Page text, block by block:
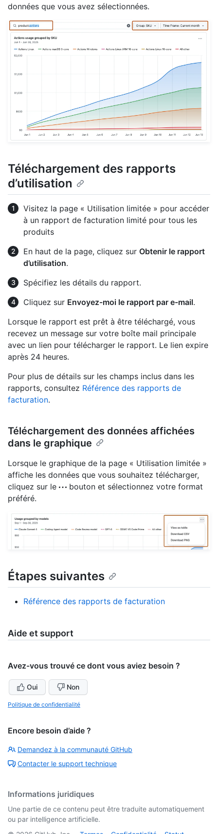
données que vous avez sélectionnées.
Téléchargement des rapports
d’utilisation
Visitez la page « Utilisation limitée » pour accéder
à un rapport de facturation limité pour tous les
produits
En haut de la page, cliquez sur Obtenir le rapport
d’utilisation.
Spécifiez les détails du rapport.
Cliquez sur Envoyez-moi le rapport par e-mail.
Lorsque le rapport est prêt à être téléchargé, vous
recevez un message sur votre boîte mail principale
avec un lien pour télécharger le rapport. Le lien expire
après 24 heures.
Pour plus de détails sur les champs inclus dans les
rapports, consultez Référence des rapports de
facturation.
Téléchargement des données affichées
dans le graphique
Lorsque le graphique de la page « Utilisation limitée »
affiche les données que vous souhaitez télécharger,
cliquez sur le
bouton et sélectionnez votre format
préféré.
Étapes suivantes
Référence des rapports de facturation
Aide et support
Avez-vous trouvé ce dont vous aviez besoin ?
Oui Non
Politique de confidentialité
Encore besoin d’aide ?
Demandez à la communauté GitHub
Contacter le support technique
Informations juridiques
Une partie de ce contenu peut être traduite automatiquement
ou par intelligence artificielle.